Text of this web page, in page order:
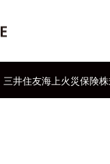
三井住友海上火災保険